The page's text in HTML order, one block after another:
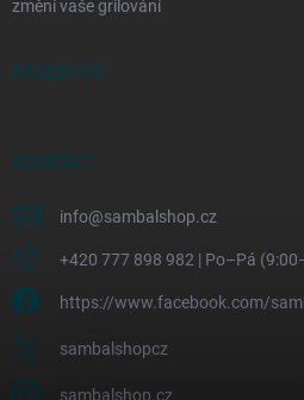
změní vaše grilování
FACEBOOK
KONTAKT
info@sambalshop.cz
+420 777 898 982 | Po–Pá
https://www.facebook.com/
sambalshopcz
sambalshop.cz